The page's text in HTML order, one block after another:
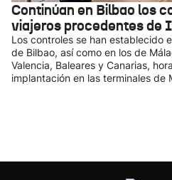
Continúan en Bilbao los
viajeros procedentes de
Los controles se han establecido
de Bilbao, así como en los de
Valencia, Baleares y Canarias,
implantación en las terminales de